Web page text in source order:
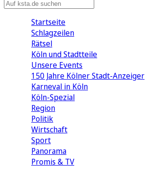
Startseite
Schlagzeilen
Rätsel
Köln und Stadtteile
Unsere Events
150 Jahre Kölner Stadt-Anzeiger
Karneval in Köln
Köln-Spezial
Region
Politik
Wirtschaft
Sport
Panorama
Promis & TV